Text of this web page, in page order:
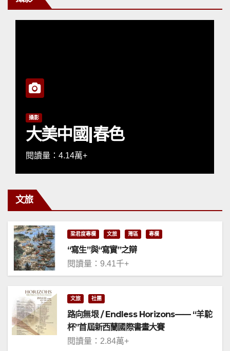
攝影
大美中國|春色
閱讀量：4.14萬+
文旅
梁君度專欄 文旅 灣區 專欄
“寫生”與“寫實”之辯
閱讀量：9.41千+
文旅 社團
路向無垠 / Endless Horizons—— “羊駝
杯”首屆新西蘭國際書畫大賽
閱讀量：2.84萬+